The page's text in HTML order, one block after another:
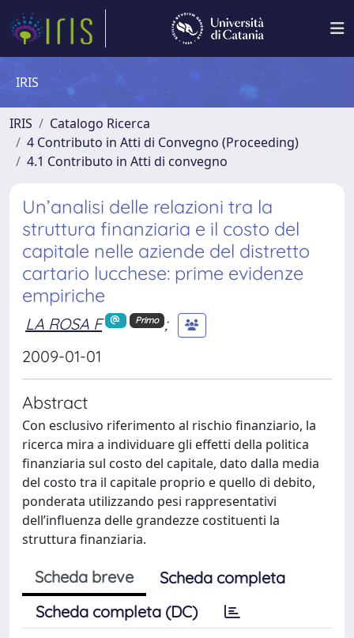
IRIS
IRIS
Catalogo Ricerca
4 Contributo in Atti di Convegno (Proceeding)
4.1 Contributo in Atti di convegno
Un’analisi delle relazioni tra la
struttura finanziaria e il costo del
capitale nelle aziende del distretto
cartario lucchese: prime evidenze
empiriche
LA ROSA F Primo
;
2009-01-01
Abstract
Con esclusivo riferimento al rischio finanziario, la
ricerca mira a individuare gli effetti della politica
finanziaria sul costo del capitale, dato dalla media
del costo tra il capitale proprio e quello di debito,
ponderata utilizzando pesi rappresentativi
dell’influenza delle grandezze costituenti la
struttura finanziaria.
Scheda breve
Scheda completa
Scheda completa (DC)